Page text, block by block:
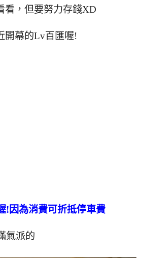
看，但要努力存錢XD
開幕的Lv百匯喔!
!因為消費可折抵停車費
氣派的